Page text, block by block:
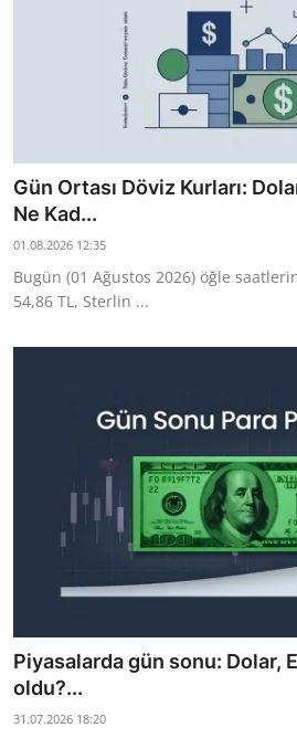
Gün Ortası Döviz Kurları:
Ne Kad...
01.08.2026 12:35
Bugün (01 Ağustos 2026) öğle
54,86 TL, Sterlin ...
Piyasalarda gün sonu: Dolar,
oldu?...
31.07.2026 18:20